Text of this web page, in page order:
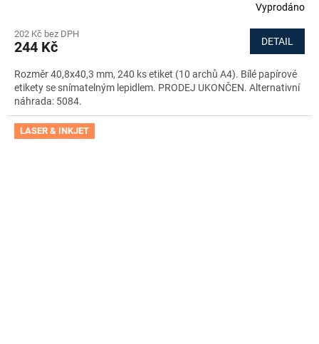
Vyprodáno
202 Kč bez DPH
244 Kč DETAIL
Rozměr 40,8x40,3 mm, 240 ks etiket (10 archů A4). Bílé papírové
etikety se snímatelným lepidlem. PRODEJ UKONČEN. Alternativní
náhrada: 5084.
LASER & INKJET